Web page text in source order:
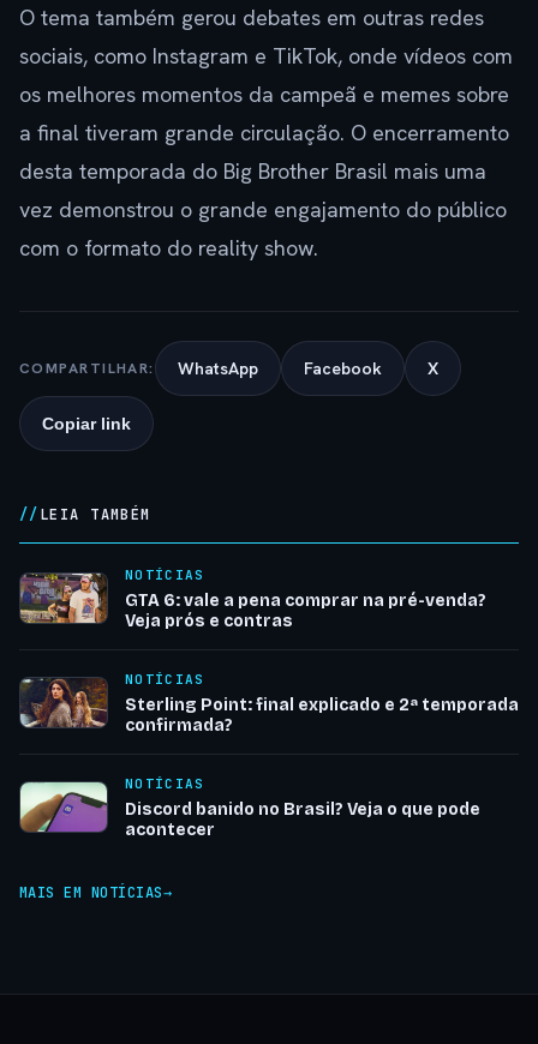
O tema também gerou debates em outras redes
sociais, como Instagram e TikTok, onde vídeos com
os melhores momentos da campeã e memes sobre
a final tiveram grande circulação. O encerramento
desta temporada do Big Brother Brasil mais uma
vez demonstrou o grande engajamento do público
com o formato do reality show.
COMPARTILHAR: WhatsApp Facebook X
Copiar link
LEIA TAMBÉM
NOTÍCIAS
GTA 6: vale a pena comprar na pré-venda?
Veja prós e contras
NOTÍCIAS
Sterling Point: final explicado e 2ª temporada
confirmada?
NOTÍCIAS
Discord banido no Brasil? Veja o que pode
acontecer
MAIS EM NOTÍCIAS